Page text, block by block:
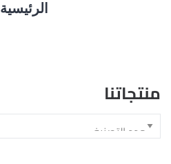
الرئيسية
منتجاتنا